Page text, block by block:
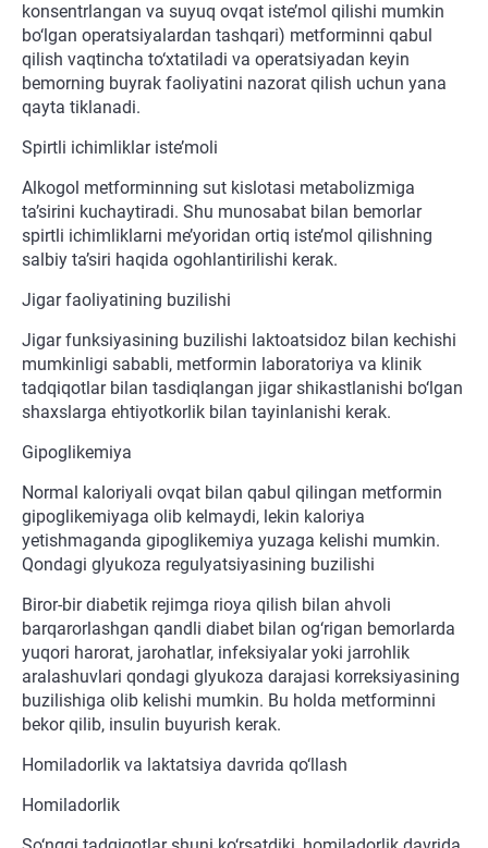
konsentrlangan va suyuq ovqat iste’mol qilishi mumkin
bo‘lgan operatsiyalardan tashqari) metforminni qabul
qilish vaqtincha to‘xtatiladi va operatsiyadan keyin
bemorning buyrak faoliyatini nazorat qilish uchun yana
qayta tiklanadi.
Spirtli ichimliklar iste’moli
Alkogol metforminning sut kislotasi metabolizmiga
ta’sirini kuchaytiradi. Shu munosabat bilan bemorlar
spirtli ichimliklarni me’yoridan ortiq iste’mol qilishning
salbiy ta’siri haqida ogohlantirilishi kerak.
Jigar faoliyatining buzilishi
Jigar funksiyasining buzilishi laktoatsidoz bilan kechishi
mumkinligi sababli, metformin laboratoriya va klinik
tadqiqotlar bilan tasdiqlangan jigar shikastlanishi bo‘lgan
shaxslarga ehtiyotkorlik bilan tayinlanishi kerak.
Gipoglikemiya
Normal kaloriyali ovqat bilan qabul qilingan metformin
gipoglikemiyaga olib kelmaydi, lekin kaloriya
yetishmaganda gipoglikemiya yuzaga kelishi mumkin.
Qondagi glyukoza regulyatsiyasining buzilishi
Biror-bir diabetik rejimga rioya qilish bilan ahvoli
barqarorlashgan qandli diabet bilan og‘rigan bemorlarda
yuqori harorat, jarohatlar, infeksiyalar yoki jarrohlik
aralashuvlari qondagi glyukoza darajasi korreksiyasining
buzilishiga olib kelishi mumkin. Bu holda metforminni
bekor qilib, insulin buyurish kerak.
Homiladorlik va laktatsiya davrida qo‘llash
Homiladorlik